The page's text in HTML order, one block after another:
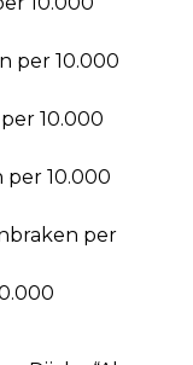
per 10.000
10.000
10.000
per